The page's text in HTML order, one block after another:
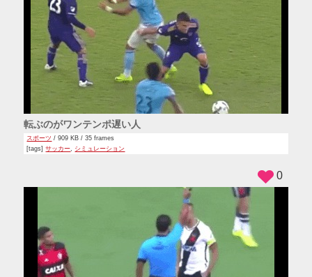
転ぶのがワンテンポ遅い人
スポーツ / 909 KB / 35 frames
[tags]サッカー シミュレーション
0